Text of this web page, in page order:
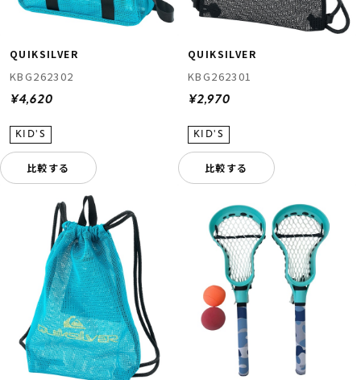
QUIKSILVER
KBG262302
¥4,620
比較する
QUIKSILVER
KBG262301
¥2,970
比較する